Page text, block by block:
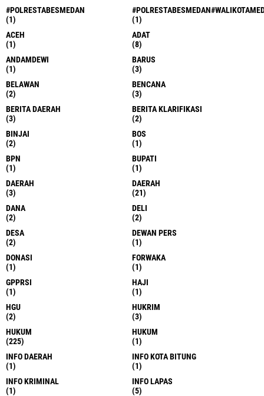
#POLRESTABESMEDAN
(1)
(1)
ACEH
(1)
ADAT
(8)
ANDAMDEWI
(1)
BARUS
(3)
BELAWAN
(2)
BENCANA
(3)
BERITA DAERAH
(3)
BERITA KLARIFIKASI
(2)
BINJAI
(2)
BOS
(1)
BPN
(1)
BUPATI
(1)
DAERAH
(3)
DAERAH
(21)
DANA
(2)
DELI
(2)
DESA
(2)
DEWAN PERS
(1)
DONASI
(1)
FORWAKA
(1)
GPPRSI
(1)
HAJI
(1)
HGU
(2)
HUKRIM
(3)
HUKUM
(225)
HUKUM
(1)
INFO DAERAH
(1)
INFO KOTA BITUNG
(1)
INFO KRIMINAL
(1)
INFO LAPAS
(5)